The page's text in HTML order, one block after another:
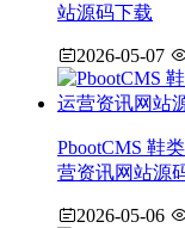
站源码下载
2026-05-07
PbootCMS 鞋
营资讯网站源
2026-05-06